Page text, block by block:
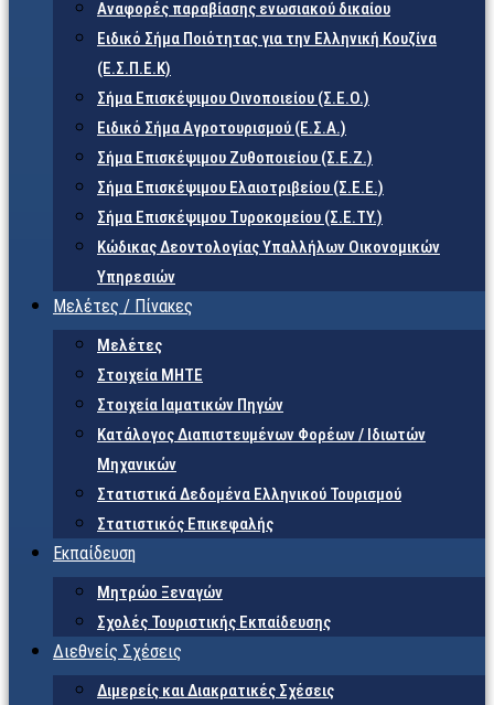
Αναφορές παραβίασης ενωσιακού δικαίου
Ειδικό Σήμα Ποιότητας για την Ελληνική Κουζίνα
(Ε.Σ.Π.Ε.Κ)
Σήμα Επισκέψιμου Οινοποιείου (Σ.Ε.Ο.)
Ειδικό Σήμα Αγροτουρισμού (Ε.Σ.Α.)
Σήμα Επισκέψιμου Ζυθοποιείου (Σ.Ε.Ζ.)
Σήμα Επισκέψιμου Ελαιοτριβείου (Σ.Ε.Ε.)
Σήμα Επισκέψιμου Τυροκομείου (Σ.Ε.TY.)
Κώδικας Δεοντολογίας Υπαλλήλων Οικονομικών
Υπηρεσιών
Μελέτες / Πίνακες
Μελέτες
Στοιχεία ΜΗΤΕ
Στοιχεία Ιαματικών Πηγών
Κατάλογος Διαπιστευμένων Φορέων / Ιδιωτών
Μηχανικών
Στατιστικά Δεδομένα Ελληνικού Τουρισμού
Στατιστικός Επικεφαλής
Εκπαίδευση
Μητρώο Ξεναγών
Σχολές Τουριστικής Εκπαίδευσης
Διεθνείς Σχέσεις
Διμερείς και Διακρατικές Σχέσεις